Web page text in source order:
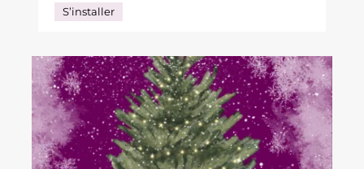
S’installer